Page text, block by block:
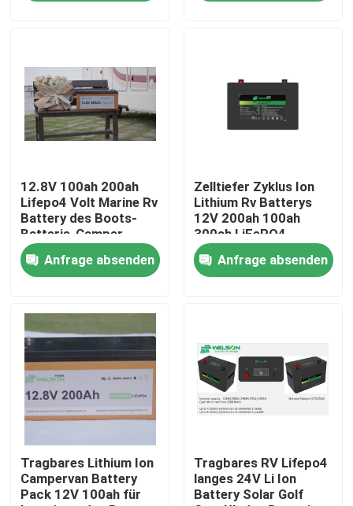
Produkte
Fabrik-Ausflug
Qualitätskontrolle
Fordern Sie ein Zitat
Zelle der Batterie lifepo4
Batterie 3.2v Lifepo4
12V lifepo4 Batterie
12.8V 100ah 200ah
Lifepo4 Volt Marine Rv
Battery des Boots-
Batterie-Camper-
Solarenergie-
Speicher-12
Anfrage absenden
Zelltiefer Zyklus Ion
Lithium Rv Batterys
12V 200ah 100ah
300ah LiFePO4
Anfrage absenden
Tragbares Lithium Ion
Campervan Battery
Pack 12V 100ah für
Tragbares RV Lifepo4
langes 24V Li Ion
Battery Solar Golf